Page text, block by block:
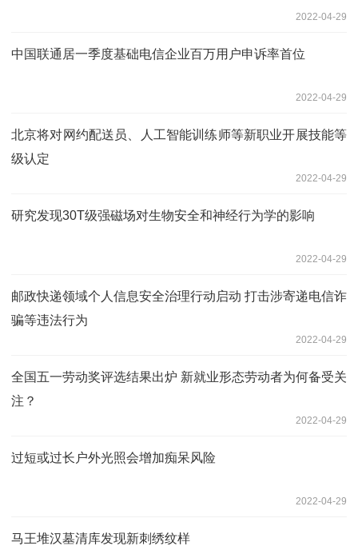
2022-04-29
中国联通居一季度基础电信企业百万用户申诉率首位
2022-04-29
北京将对网约配送员、人工智能训练师等新职业开展技能等
级认定
2022-04-29
研究发现30T级强磁场对生物安全和神经行为学的影响
2022-04-29
邮政快递领域个人信息安全治理行动启动 打击涉寄递电信诈
骗等违法行为
2022-04-29
全国五一劳动奖评选结果出炉 新就业形态劳动者为何备受关
注？
2022-04-29
过短或过长户外光照会增加痴呆风险
2022-04-29
马王堆汉墓清库发现新刺绣纹样